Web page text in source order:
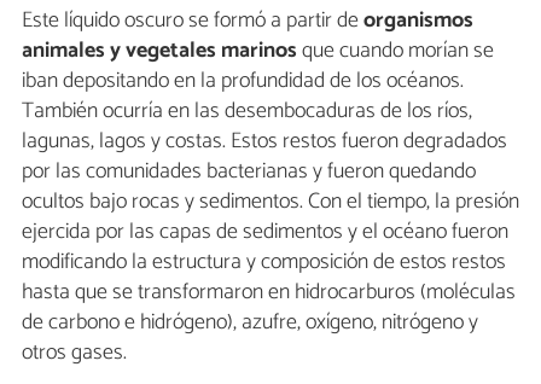
Este líquido oscuro se formó a partir deorganismos
animales y vegetales marinosque cuando morían se
iban depositando en la profundidad de los océanos.
También ocurría en las desembocaduras de los ríos,
lagunas, lagos y costas. Estos restos fueron degradados
por las comunidades bacterianas y fueron quedando
ocultos bajo rocas y sedimentos. Con el tiempo, la presión
ejercida por las capas de sedimentos y el océano fueron
modificando la estructura y composición de estos restos
hasta que se transformaron en hidrocarburos (moléculas
de carbono e hidrógeno), azufre, oxígeno, nitrógeno y
otros gases.